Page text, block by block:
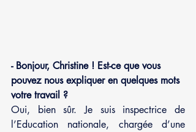
- Bonjour, Christine ! Est-ce que vous
pouvez nous expliquer en quelques mots
votre travail ?
Oui, bien sûr. Je suis inspectrice de
l’Education nationale, chargée d’une